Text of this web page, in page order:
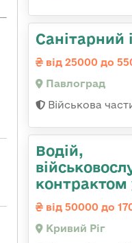
Санітарний
від 25000 до
Павлоград
Військова
Водій,
від 50000 до
Кривий Ріг